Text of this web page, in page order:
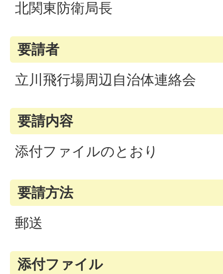
北関東防衛局長
要請者
立川飛行場周辺自治体連絡会
要請内容
添付ファイルのとおり
要請方法
郵送
添付ファイル